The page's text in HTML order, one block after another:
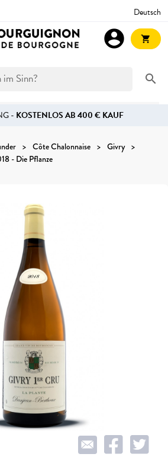
Deutsch
search
account_circle shopping_cart
- KOSTENLOS AB 400 € KAUF
Côte Chalonnaise
Givry
- Die Pflanze